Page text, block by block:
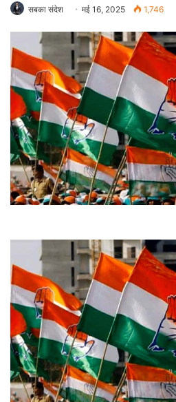
सबका संदेश मई 16, 2025 1,746